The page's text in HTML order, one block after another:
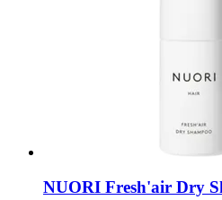
NUORI Fresh'air Dry